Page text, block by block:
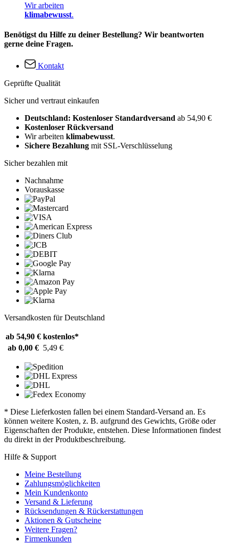
Wir arbeiten
klimabewusst.
Benötigst du Hilfe zu deiner Bestellung? Wir beantworten
gerne deine Fragen.
Kontakt
Geprüfte Qualität
Sicher und vertraut einkaufen
Deutschland: Kostenloser Standardversand ab 54,90 €
Kostenloser Rückversand
Wir arbeiten klimabewusst.
Sichere Bezahlung mit SSL-Verschlüsselung
Sicher bezahlen mit
Nachnahme
Vorauskasse
Versandkosten für Deutschland
ab 54,90 € kostenlos*
ab 0,00 € 5,49 €
* Diese Lieferkosten fallen bei einem Standard-Versand an. Es
können weitere Kosten, z. B. aufgrund des Gewichts, Größe oder
Eigenschaften der Produkte, entstehen. Diese Informationen findest
du direkt in der Produktbeschreibung.
Hilfe & Support
Meine Bestellung
Zahlungsmöglichkeiten
Mein Kundenkonto
Versand & Lieferung
Rücksendungen & Rückerstattungen
Aktionen & Gutscheine
Weitere Fragen?
Firmenkunden